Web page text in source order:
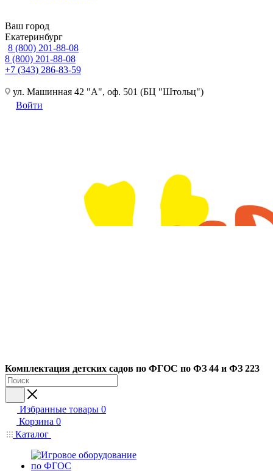
Ваш город
Екатеринбург
8 (800) 201-88-08
8 (800) 201-88-08
+7 (343) 286-83-59
ул. Машинная 42 "А", оф. 501 (БЦ "Штольц")
Войти
Комплектация детских садов по ФГОC по ФЗ 44 и ФЗ 223
Избранные товары 0
Корзина 0
Каталог